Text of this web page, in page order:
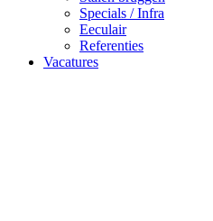
Specials / Infra
Eeculair
Referenties
Vacatures